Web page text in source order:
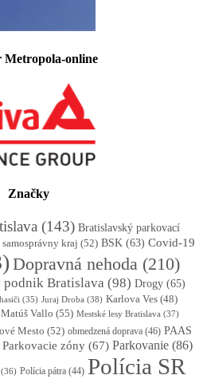
Metropola-online
Značky
(143) Bratislavský parkovací
kraj (52) BSK (63) Covid-19
Dopravná nehoda (210)
podnik Bratislava (98) Drogy (65)
hasiči (35) Juraj Droba (38) Karlova Ves (48)
Matúš Vallo (55) Mestské lesy Bratislava (37)
Mesto (52) obmedzená doprava (46) PAAS
Parkovacie zóny (67) Parkovanie (86)
(36) Polícia pátra (44) Polícia SR